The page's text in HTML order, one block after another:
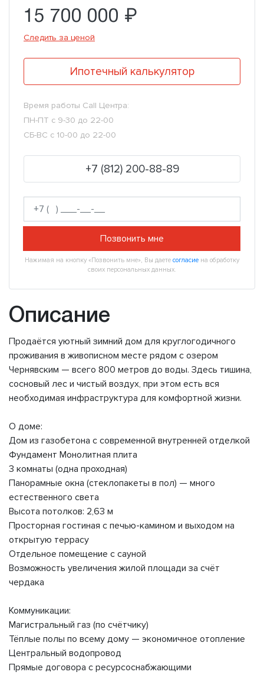
15 700 000 ₽
Следить за ценой
Ипотечный калькулятор
Время работы Call Центра:
ПН-ПТ с 9-30 до 22-00
СБ-ВС с 10-00 до 22-00
+7 (812) 200-88-89
Позвонить мне
Нажимая на кнопку «Позвонить мне», Вы даете согласие на обработку
своих персональных данных.
Описание
Продаётся уютный зимний дом для круглогодичного
проживания в живописном месте рядом с озером
Чернявским — всего 800 метров до воды. Здесь тишина,
сосновый лес и чистый воздух, при этом есть вся
необходимая инфраструктура для комфортной жизни.
О доме:
Дом из газобетона с современной внутренней отделкой
Фундамент Монолитная плита
3 комнаты (одна проходная)
Панорамные окна (стеклопакеты в пол) — много
естественного света
Высота потолков: 2,63 м
Просторная гостиная с печью-камином и выходом на
открытую террасу
Отдельное помещение с сауной
Возможность увеличения жилой площади за счёт
чердака
Коммуникации:
Магистральный газ (по счётчику)
Тёплые полы по всему дому — экономичное отопление
Центральный водопровод
Прямые договора с ресурсоснабжающими